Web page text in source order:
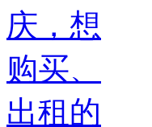
庆，想
购买、
出租的